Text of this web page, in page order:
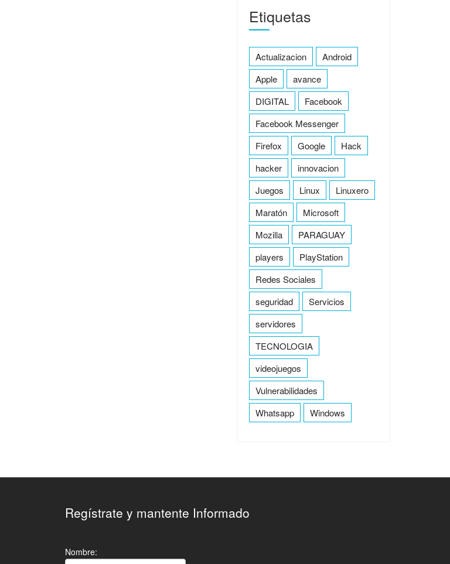
Etiquetas
Actualizacion
Android
Apple
avance
DIGITAL
Facebook
Facebook Messenger
Firefox
Google
Hack
hacker
innovacion
Juegos
Linux
Linuxero
Maratón
Microsoft
Mozilla
PARAGUAY
players
PlayStation
Redes Sociales
seguridad
Servicios
servidores
TECNOLOGIA
videojuegos
Vulnerabilidades
Whatsapp
Windows
Regístrate y mantente Informado
Nombre: